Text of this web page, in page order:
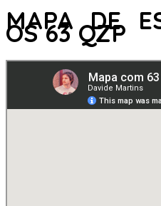
MAPA DE
OS 63 QZP